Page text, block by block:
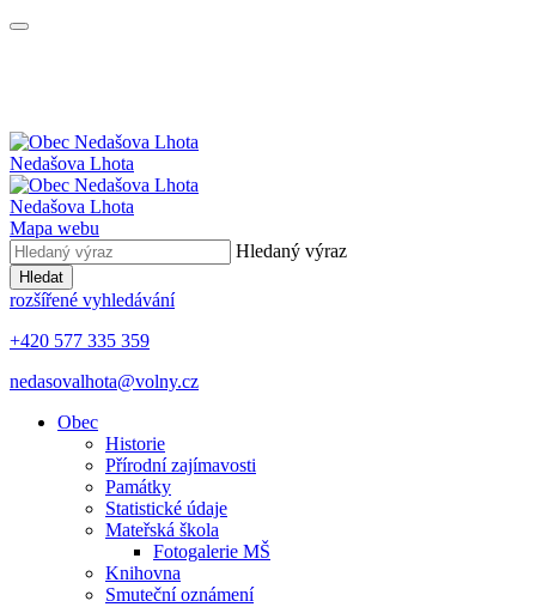
Nedašova Lhota
Nedašova Lhota
Mapa webu
Hledaný výraz
Hledat
rozšířené vyhledávání
+420 577 335 359
nedasovalhota@volny.cz
Obec
Historie
Přírodní zajímavosti
Památky
Statistické údaje
Mateřská škola
Fotogalerie MŠ
Knihovna
Smuteční oznámení